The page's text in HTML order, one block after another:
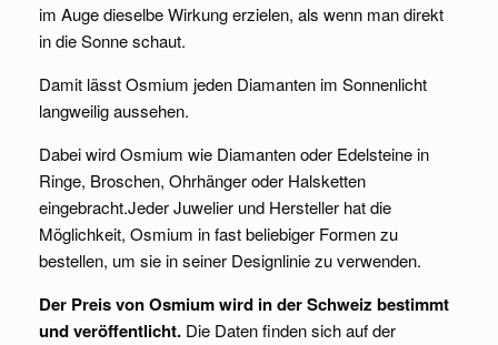
im Auge dieselbe Wirkung erzielen, als wenn man direkt
in die Sonne schaut.
Damit lässt Osmium jeden Diamanten im Sonnenlicht
langweilig aussehen.
Dabei wird Osmium wie Diamanten oder Edelsteine in
Ringe, Broschen, Ohrhänger oder Halsketten
eingebracht.Jeder Juwelier und Hersteller hat die
Möglichkeit, Osmium in fast beliebiger Formen zu
bestellen, um sie in seiner Designlinie zu verwenden.
Der Preis von Osmium wird in der Schweiz bestimmt
und veröffentlicht. Die Daten finden sich auf der